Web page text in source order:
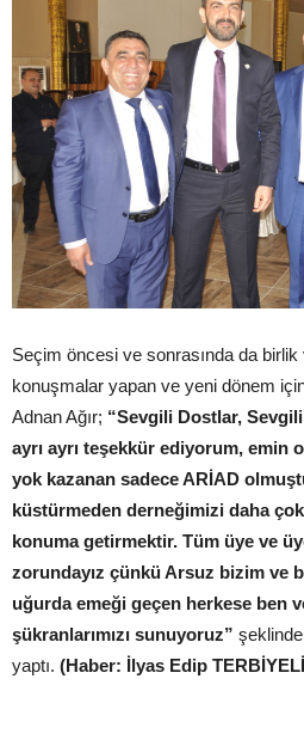
Seçim öncesi ve sonrasında da
konuşmalar yapan ve yeni dönem
Adnan Ağır; “Sevgili Dostlar,
ayrı ayrı teşekkür ediyorum, emin
yok kazanan sadece ARİAD
küstürmeden derneğimizi daha
konuma getirmektir. Tüm üye ve
zorundayız çünkü Arsuz bizim ve
uğurda emeği geçen herkese ben
şükranlarımızı sunuyoruz”
yaptı. (Haber: İlyas Edip